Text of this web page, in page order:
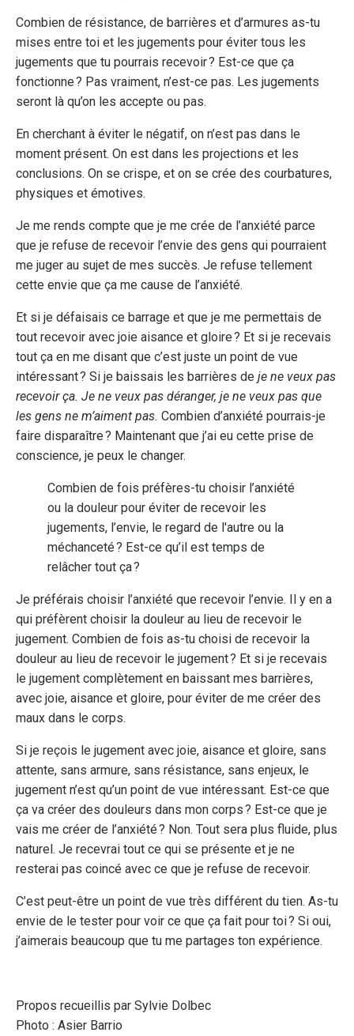
Combien de résistance, de barrières et d’armures as-tu
mises entre toi et les jugements pour éviter tous les
jugements que tu pourrais recevoir ? Est-ce que ça
fonctionne ? Pas vraiment, n’est-ce pas. Les jugements
seront là qu’on les accepte ou pas.
En cherchant à éviter le négatif, on n’est pas dans le
moment présent. On est dans les projections et les
conclusions. On se crispe, et on se crée des courbatures,
physiques et émotives.
Je me rends compte que je me crée de l’anxiété parce
que je refuse de recevoir l’envie des gens qui pourraient
me juger au sujet de mes succès. Je refuse tellement
cette envie que ça me cause de l’anxiété.
Et si je défaisais ce barrage et que je me permettais de
tout recevoir avec joie aisance et gloire ? Et si je recevais
tout ça en me disant que c’est juste un point de vue
intéressant ? Si je baissais les barrières de je ne veux pas
recevoir ça. Je ne veux pas déranger, je ne veux pas que
les gens ne m’aiment pas. Combien d’anxiété pourrais-je
faire disparaître ? Maintenant que j’ai eu cette prise de
conscience, je peux le changer.
Combien de fois préfères-tu choisir l’anxiété
ou la douleur pour éviter de recevoir les
jugements, l’envie, le regard de l'autre ou la
méchanceté ? Est-ce qu’il est temps de
relâcher tout ça ?
Je préférais choisir l’anxiété que recevoir l’envie. Il y en a
qui préfèrent choisir la douleur au lieu de recevoir le
jugement. Combien de fois as-tu choisi de recevoir la
douleur au lieu de recevoir le jugement ? Et si je recevais
le jugement complètement en baissant mes barrières,
avec joie, aisance et gloire, pour éviter de me créer des
maux dans le corps.
Si je reçois le jugement avec joie, aisance et gloire, sans
attente, sans armure, sans résistance, sans enjeux, le
jugement n’est qu’un point de vue intéressant. Est-ce que
ça va créer des douleurs dans mon corps ? Est-ce que je
vais me créer de l’anxiété ? Non. Tout sera plus fluide, plus
naturel. Je recevrai tout ce qui se présente et je ne
resterai pas coincé avec ce que je refuse de recevoir.
C’est peut-être un point de vue très différent du tien. As-tu
envie de le tester pour voir ce que ça fait pour toi ? Si oui,
j’aimerais beaucoup que tu me partages ton expérience.
Propos recueillis par Sylvie Dolbec
Photo : Asier Barrio